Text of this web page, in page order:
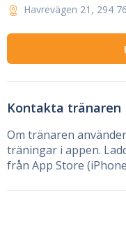
Havrevägen 21, 294
Kontakta tränaren
Om tränaren
träningar i appen.
från App Store